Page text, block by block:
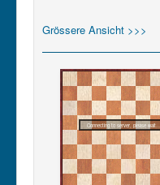
Grössere Ansicht >>>